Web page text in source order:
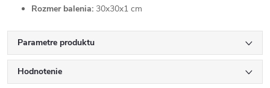
Rozmer balenia: 30x30x1 cm
Parametre produktu
Hodnotenie